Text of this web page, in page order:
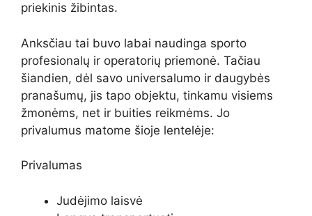
priekinis žibintas.
Anksčiau tai buvo labai naudinga sporto
profesionalų ir operatorių priemonė. Tačiau
šiandien, dėl savo universalumo ir daugybės
pranašumų, jis tapo objektu, tinkamu visiems
žmonėms, net ir buities reikmėms. Jo
privalumus matome šioje lentelėje:
Privalumas
Judėjimo laisvė